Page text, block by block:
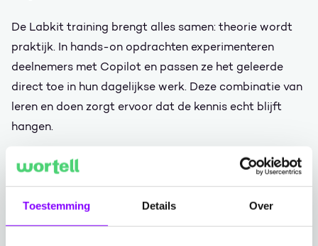
Toestemming Details Over
De Labkit training brengt alles samen: theorie wordt
praktijk. In hands-on opdrachten experimenteren
deelnemers met Copilot en passen ze het geleerde
direct toe in hun dagelijkse werk. Deze combinatie van
leren en doen zorgt ervoor dat de kennis echt blijft
hangen.
Community building en gewoontes: de
sleutel tot adoptie
Een belangrijk aspect van de adoptie van Copilot is